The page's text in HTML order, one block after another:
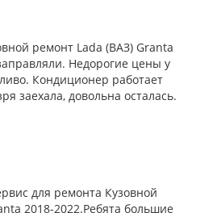
ремонт Lada (ВАЗ) Granta
Недорогие цены у
Кондиционер работает
заехала, довольна осталась.
для ремонта Кузовной
2018-2022.Ребята большие